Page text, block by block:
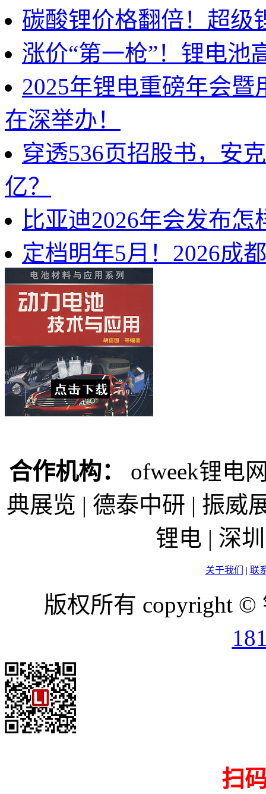
碳酸锂价格翻倍！超级
涨价“第一枪”！锂电池
2025年锂电重磅年会
在深举办！
穿透536页招股书，安
亿？
比亚迪2026年会发布
定档明年5月！2026成
合作机构：
ofweek锂电
典展览 | 德泰中研 | 振威
锂电 | 深
关于我们 | 联
版权所有 copyright
扫